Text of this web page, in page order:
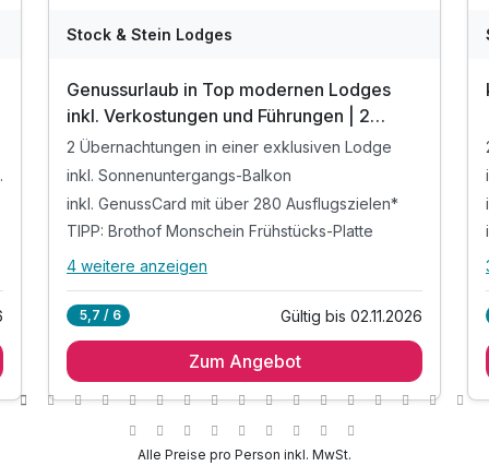
Stock & Stein Lodges
Genussurlaub in Top modernen Lodges
inkl. Verkostungen und Führungen | 2
Nächte
2 Übernachtungen in einer exklusiven Lodge
inkl. Sonnenuntergangs-Balkon
inkl. GenussCard mit über 280 Ausflugszielen*
TIPP: Brothof Monschein Frühstücks-Platte
Alle Inklusivleistungen
inkl. Sonnenuntergangs-Balkon
TIPP: Therme Bad Gleichenberg
4 weitere anzeigen
5,7 / 6 Gültig bis 02.11.2026
Zum Angebot
Alle Preise pro Person inkl. MwSt.